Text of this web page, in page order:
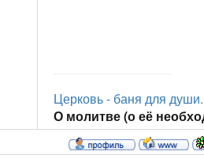
Церковь - баня для
О молитве (о её